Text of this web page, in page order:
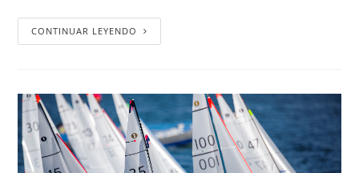
CONTINUAR LEYENDO